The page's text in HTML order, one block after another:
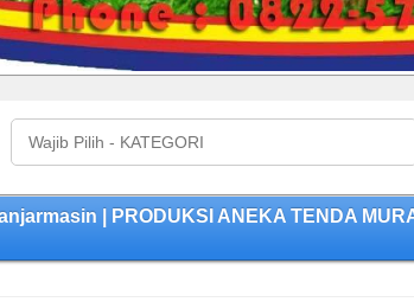
| PRODUKSI ANEKA TENDA